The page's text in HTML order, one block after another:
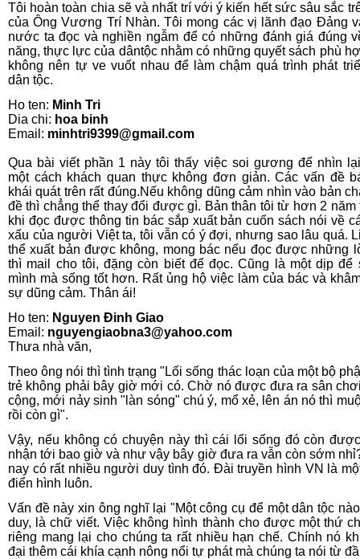
Tôi hoàn toàn chia sẽ và nhất trí với ý kiến hết sức sâu sắc
của Ông Vương Trí Nhàn. Tôi mong các vị lãnh đạo Đảng
nước ta đọc và nghiền ngẫm để có những đánh giá đúng
năng, thực lực của dântộc nhằm có những quyết sách phù
không nên tự ve vuốt nhau để làm chậm quá trình phát
dân tộc.
Ho ten: Minh Tri
Dia chi: hoa binh
Email: minhtri9399@gmail.com
Qua bài viết phần 1 này tôi thấy việc soi gương để nhìn
một cách khách quan thực không đơn giản. Các vấn đề
khái quát trên rất đúng.Nếu không dũng cảm nhìn vào bản
đề thì chẳng thể thay đổi được gì. Bản thân tôi từ hơn 2 năm
khi đọc được thông tin bác sắp xuất bản cuốn sách nói về
xấu của người Việt ta, tôi vẫn có ý đợi, nhưng sao lâu quá.
thể xuất bản được không, mong bác nếu đọc được những
thì mail cho tôi, đặng còn biết để đọc. Cũng là một dịp để
mình mà sống tốt hơn. Rất ủng hộ việc làm của bác và
sự dũng cảm. Thân ái!
Ho ten: Nguyen Đinh Giao
Email: nguyengiaobna3@yahoo.com
Thưa nhà văn,
Theo ông nói thì tình trạng "Lối sống thác loạn của một bộ
trẻ không phải bây giờ mới có. Chờ nó được đưa ra sân
cộng, mới nảy sinh "làn sóng" chú ý, mổ xẻ, lên án nó thì
rồi còn gì".
Vậy, nếu không có chuyện này thì cái lối sống đó còn
nhận tới bao giờ và như vậy bây giờ đưa ra vẫn còn sớm
nay có rất nhiều người duy tình đó. Đài truyền hình VN là
điển hình luôn.
Vấn đề này xin ông nghĩ lại "Một công cụ để một dân tộc
duy, là chữ viết. Việc không hình thành cho được một thứ
riêng mang lại cho chúng ta rất nhiều hạn chế. Chính nó
đại thêm cái khía cạnh nông nổi tự phát mà chúng ta nói từ